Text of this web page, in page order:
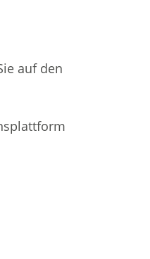
auf den